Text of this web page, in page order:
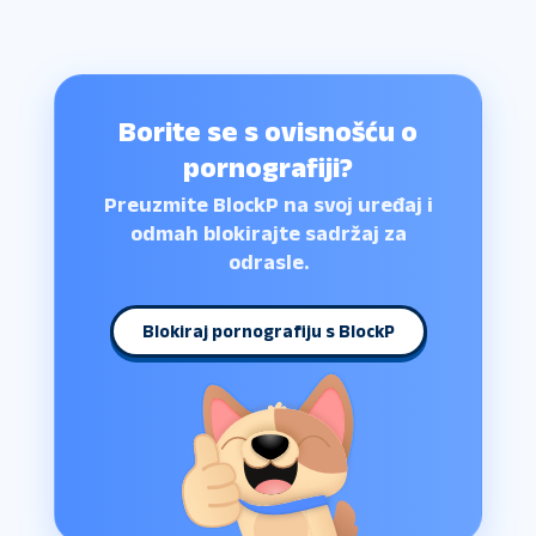
Borite se s ovisnošću o
pornografiji?
Preuzmite BlockP na svoj uređaj i
odmah blokirajte sadržaj za
odrasle.
Blokiraj pornografiju s BlockP